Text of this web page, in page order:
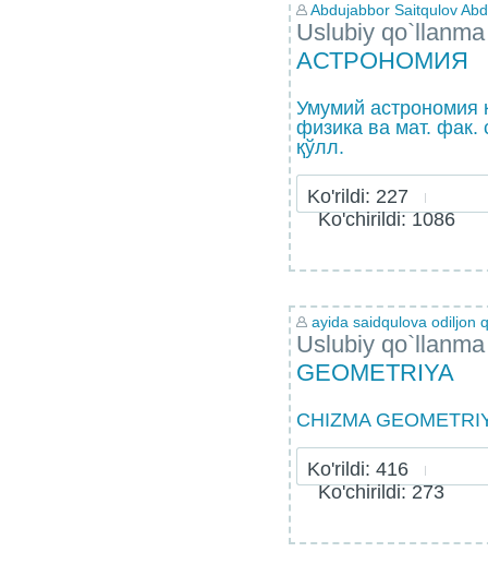
Abdujabbor Saitqulov
Uslubiy qo`llanma
АСТРОНОМИЯ
Умумий астрономия
физика ва мат. фак.
қўлл.
Ko'rildi: 227
Ko'chirildi: 1086
ayida saidqulova odiljon
Uslubiy qo`llanma
GEOMETRIYA
CHIZMA
Ko'rildi: 416
Ko'chirildi: 273